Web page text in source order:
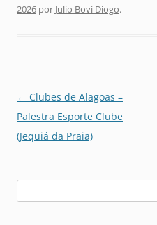
2026 por Julio Bovi Diogo.
Navegação
de
posts
← Clubes de Alagoas –
Palestra Esporte Clube
(Jequiá da Praia)
por: